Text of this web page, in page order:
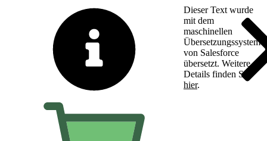
Dieser Text wurde
mit dem
maschinellen
Übersetzungssystem
von Salesforce
übersetzt. Weitere
Details finden Sie
hier.